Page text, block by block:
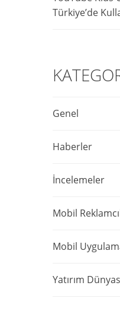
Türkiye’de
Genel
Haberler
İncelemeler
Mobil
Mobil
Yatırım